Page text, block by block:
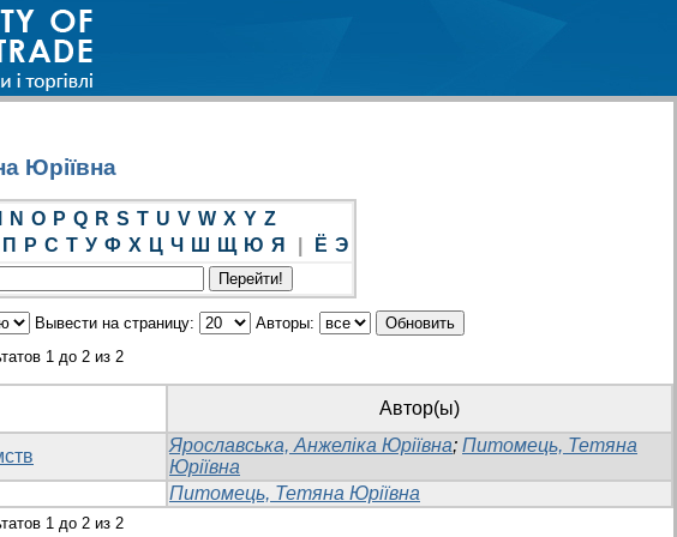
Юріївна
N O P Q R S T U V W X Y Z
П Р С Т У Ф Х Ц Ч Ш Щ Ю Я Ё Э
Вывести на страницу:
Авторы:
1 до 2 из 2
Автор(ы)
Ярославська, Анжеліка Юріївна; Питомець, Тетяна
Юріївна
Питомець, Тетяна Юріївна
1 до 2 из 2